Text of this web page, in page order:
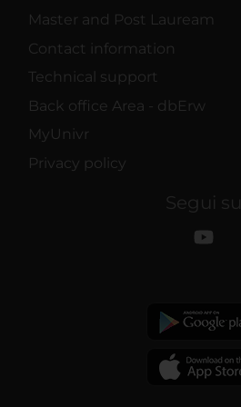
Master and Post Lauream
Contact information
Technical support
Back office Area - dbErw
MyUnivr
Privacy policy
Segui su